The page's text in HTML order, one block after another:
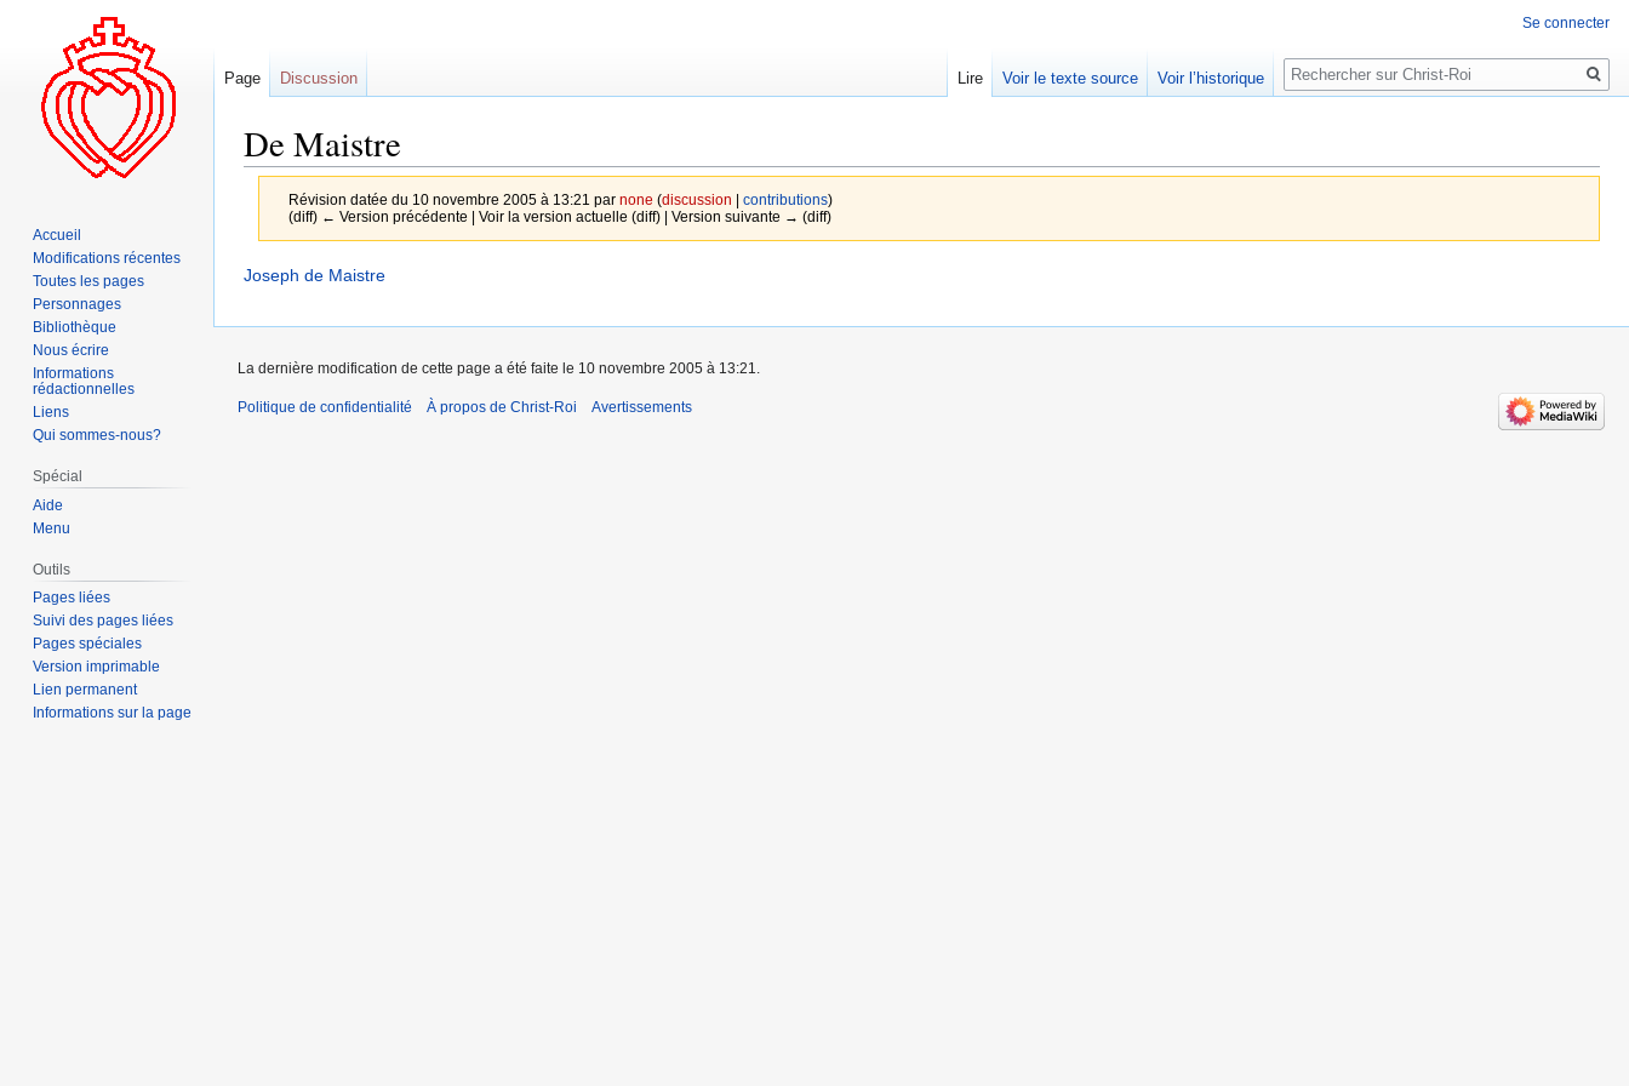
De Maistre
Révision datée du 10 novembre 2005 à 13:21 par none (discussion contributions)
(diff) ← Version précédente | Voir la version actuelle (diff) | Version suivante → (diff)
Aller
la
Aller
la
Joseph de Maistre
Se connecter
Page Discussion Lire Voir le texte source Voir l’historique
Rechercher
Accueil
Modifications récentes
Toutes les pages
Personnages
Bibliothèque
Nous écrire
Informations
rédactionnelles
Liens
Qui sommes-nous?
Spécial
Aide
Menu
Outils
Pages liées
Suivi des pages liées
Pages spéciales
Version imprimable
Lien permanent
Informations sur la page
La dernière modification de cette page a été faite le 10 novembre 2005 à 13:21.
Politique de confidentialité À propos de Christ-Roi Avertissements